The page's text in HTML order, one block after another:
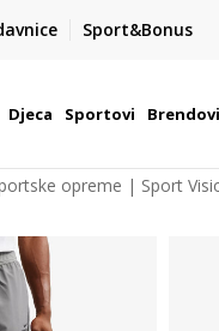
Sport&Bonus
NA : 055/490-400
od 9h - 16h
Djeca Sportovi Brendovi
opreme | Sport